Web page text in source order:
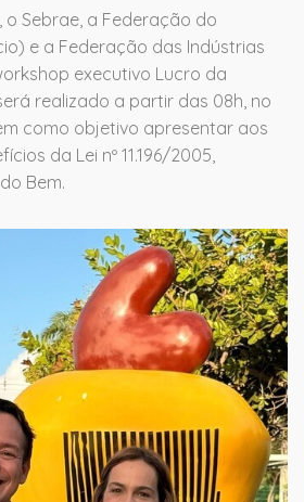
Sebrae, a Federação do
e a Federação das Indústrias
executivo Lucro da
realizado a partir das 08h, no
como objetivo apresentar aos
da Lei nº 11.196/2005,
Bem.